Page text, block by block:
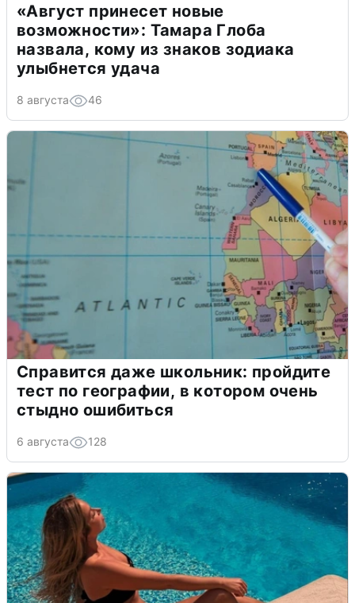
«Август принесет новые
возможности»: Тамара Глоба
назвала, кому из знаков зодиака
улыбнется удача
8 августа 46
Справится даже школьник: пройдите
тест по географии, в котором очень
стыдно ошибиться
6 августа 128